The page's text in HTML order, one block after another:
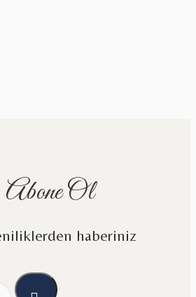
Abone Ol
haberiniz